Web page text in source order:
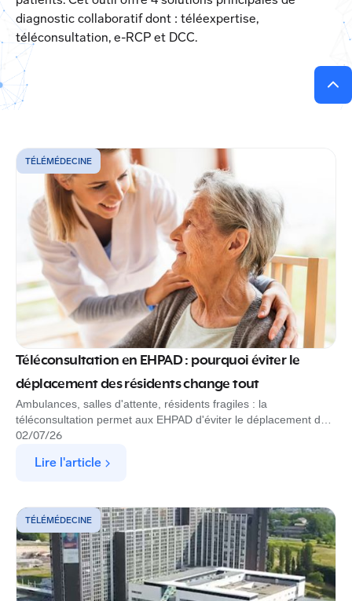
diagnostic collaboratif dont : téléexpertise,
téléconsultation, e-RCP et DCC.
TÉLÉMÉDECINE
Téléconsultation en EHPAD : pourquoi éviter le
déplacement des résidents change tout
Ambulances, salles d'attente, résidents fragiles : la
téléconsultation permet aux EHPAD d'éviter le déplacement des
résidents et sécurise le parcours de soin. Découvrez comment,
02/07/26
Lire l'article
TÉLÉMÉDECINE